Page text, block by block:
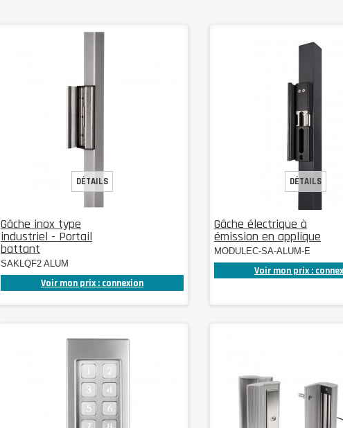
Gâche inox type
industriel - Portail
battant
SAKLQF2 ALUM
Voir mon prix : connexion
DÉTAILS
Gâche électrique à
émission en applique
MODULEC-SA-ALUM-E
Voir mon prix :
DÉTAILS